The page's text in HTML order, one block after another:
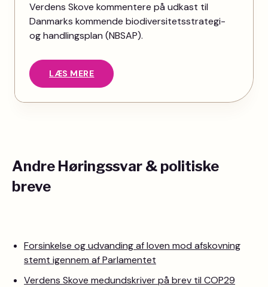
Verdens Skove kommentere på udkast til
Danmarks kommende biodiversitetsstrategi-
og handlingsplan (NBSAP).
LÆS MERE
Andre Høringssvar & politiske
breve
Forsinkelse og udvanding af loven mod afskovning
stemt igennem af Parlamentet
Verdens Skove medundskriver på brev til COP29